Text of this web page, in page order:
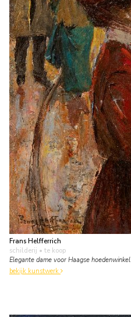
Frans Helfferrich
schilderij • te koop
Elegante dame voor Haagse hoedenwinkel
bekijk kunstwerk